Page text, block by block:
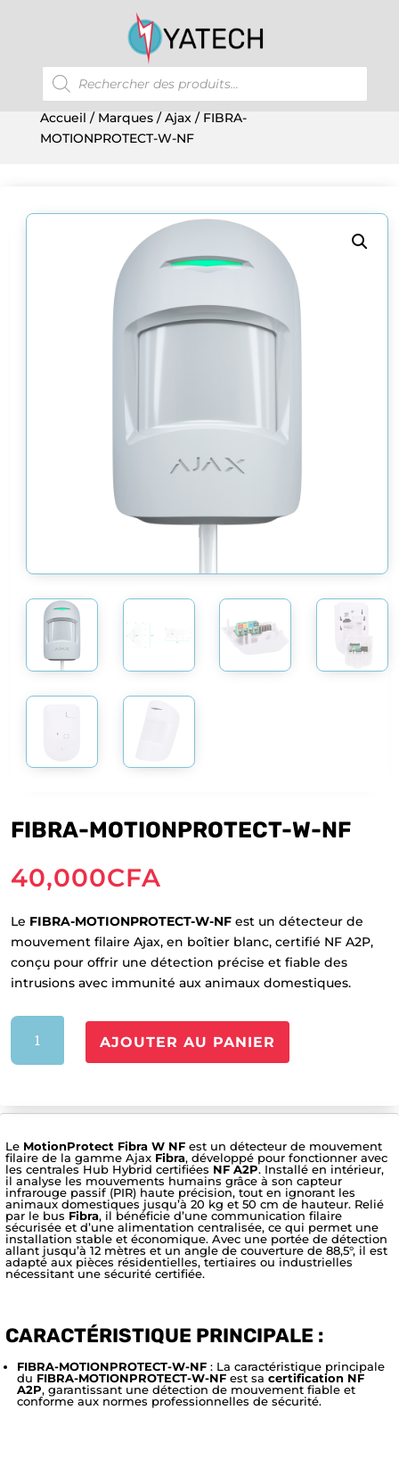
Recherche
de
produits
Accueil / Marques/Ajax/ FIBRA-
MOTIONPROTECT-W-NF
FIBRA-MOTIONPROTECT-W-NF
40,000CFA
Le FIBRA-MOTIONPROTECT-W-NF est un détecteur de
mouvement filaire Ajax, en boîtier blanc, certifié NF A2P,
conçu pour offrir une détection précise et fiable des
intrusions avec immunité aux animaux domestiques.
quantité
FIBRA-
W-
AJOUTER AU PANIER
Le MotionProtect Fibra W NF est un détecteur de mouvement
filaire de la gamme Ajax Fibra, développé pour fonctionner avec
les centrales Hub Hybrid certifiées NF A2P. Installé en intérieur,
il analyse les mouvements humains grâce à son capteur
infrarouge passif (PIR) haute précision, tout en ignorant les
animaux domestiques jusqu’à 20 kg et 50 cm de hauteur. Relié
par le bus Fibra, il bénéficie d’une communication filaire
sécurisée et d’une alimentation centralisée, ce qui permet une
installation stable et économique. Avec une portée de détection
allant jusqu’à 12 mètres et un angle de couverture de 88,5°, il est
adapté aux pièces résidentielles, tertiaires ou industrielles
nécessitant une sécurité certifiée.
CARACTÉRISTIQUE PRINCIPALE :
FIBRA-MOTIONPROTECT-W-NF : La caractéristique principale
du FIBRA-MOTIONPROTECT-W-NF est sa certification NF
A2P, garantissant une détection de mouvement fiable et
conforme aux normes professionnelles de sécurité.